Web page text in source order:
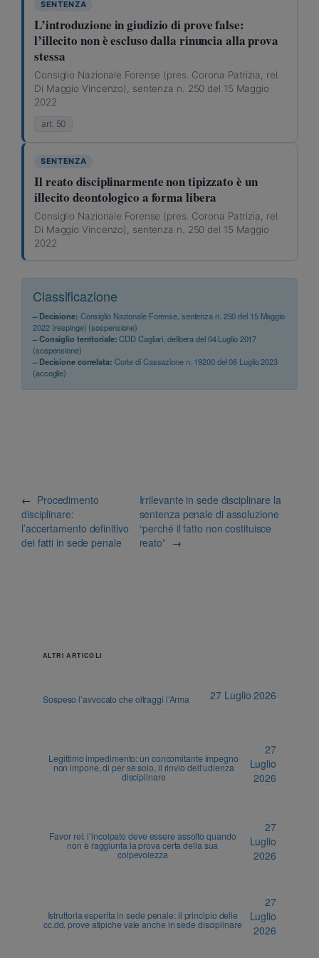
SENTENZA
L’introduzione in giudizio di prove false:
l’illecito non è escluso dalla rinuncia alla prova
stessa
Consiglio Nazionale Forense (pres. Corona Patrizia, rel.
Di Maggio Vincenzo), sentenza n. 250 del 15 Maggio
2022
art. 50
SENTENZA
Il reato disciplinarmente non tipizzato è un
illecito deontologico a forma libera
Consiglio Nazionale Forense (pres. Corona Patrizia, rel.
Di Maggio Vincenzo), sentenza n. 250 del 15 Maggio
2022
Classificazione
– Decisione: Consiglio Nazionale Forense, sentenza n. 250 del 15 Maggio
2022(respinge) (sospensione)
– Consiglio territoriale:CDD Cagliari, delibera del 04 Luglio 2017
(sospensione)
– Decisione correlata: Corte di Cassazione n. 19200 del 06 Luglio 2023
(accoglie)
← Procedimento
disciplinare:
l’accertamento definitivo
dei fatti in sede penale
Irrilevante in sede disciplinare la
sentenza penale di assoluzione
“perché il fatto non costituisce
reato” →
ALTRI ARTICOLI
Sospeso l’avvocato che oltraggi l’Arma 27 Luglio 2026
Legittimo impedimento: un concomitante impegno
non impone, di per sè solo, il rinvio dell’udienza
disciplinare
27
Luglio
2026
Favor rei: l’incolpato deve essere assolto quando
non è raggiunta la prova certa della sua
colpevolezza
27
Luglio
2026
Istruttoria esperita in sede penale: il principio delle
cc.dd. prove atipiche vale anche in sede disciplinare
27
Luglio
2026